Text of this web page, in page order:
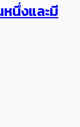
นึ่งและมี